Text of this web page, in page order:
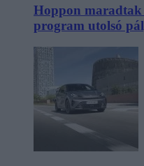
Hoppon maradtak
program utolsó